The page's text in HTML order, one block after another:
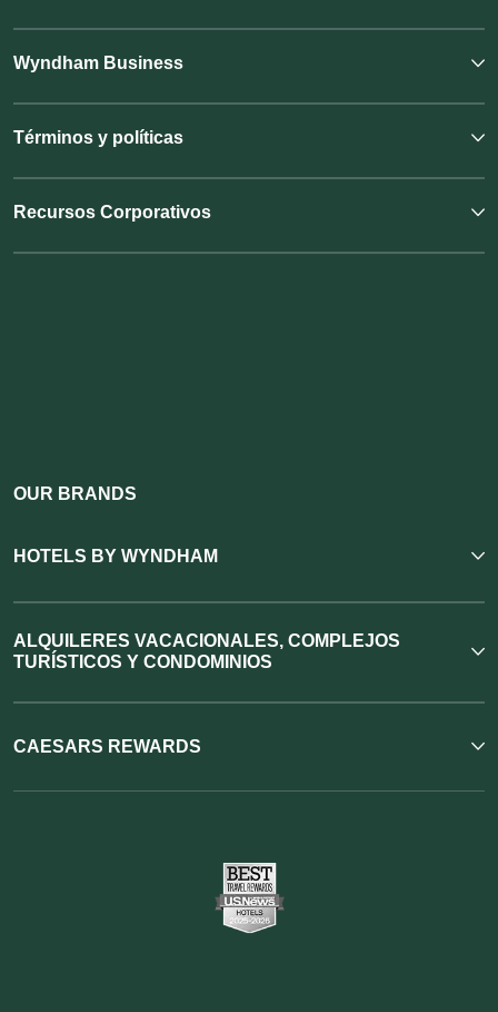
Wyndham Business
Términos y políticas
Recursos Corporativos
OUR BRANDS
HOTELS BY WYNDHAM
ALQUILERES VACACIONALES, COMPLEJOS
TURÍSTICOS Y CONDOMINIOS
CAESARS REWARDS